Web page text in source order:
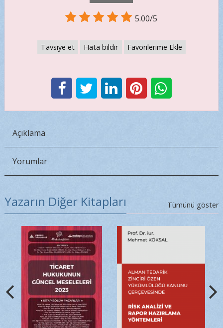
5.00/5
Tavsiye et Hata bildir Favorilerime Ekle
Açıklama
Yorumlar
Yazarın Diğer Kitapları Tümünü göster